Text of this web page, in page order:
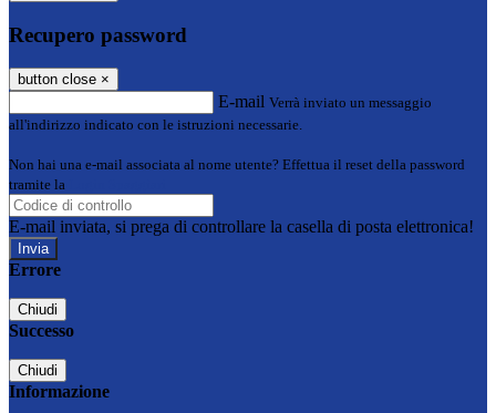
Recupero password
button close ×
E-mail Verrà inviato un messaggio
all'indirizzo indicato con le istruzioni necessarie.
Non hai una e-mail associata al nome utente? Effettua il reset della password
tramite la
E-mail inviata, si prega di controllare la casella di posta elettronica!
Errore
Chiudi
Successo
Chiudi
Informazione